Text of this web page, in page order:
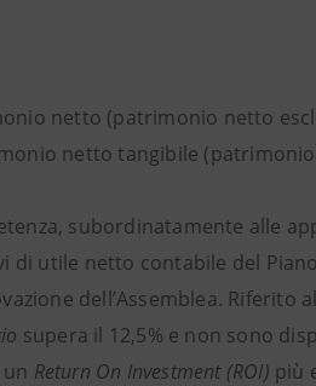
netto (patrimonio netto
netto tangibile
subordinatamente alle
di utile netto contabile del
dell’Assemblea. Riferito
supera il 12,5% e non sono
Return On Investment (ROI) più